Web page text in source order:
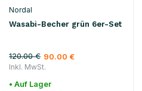
Nordal
Wasabi-Becher grün 6er-Set
120.00 € 90.00 €
Inkl. MwSt.
• Auf Lager